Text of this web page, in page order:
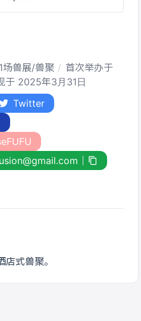
场兽展/兽聚
首次举办于
于 2025年3月31日
Twitter
式兽聚。